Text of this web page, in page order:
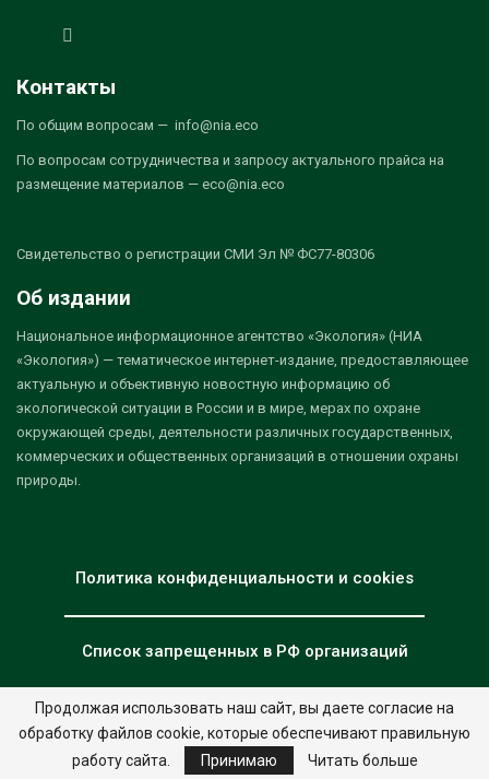
Контакты
По общим вопросам — info@nia.eco
По вопросам сотрудничества и запросу актуального прайса на
размещение материалов — eco@nia.eco
Свидетельство о регистрации СМИ Эл № ФС77-80306
Об издании
Национальное информационное агентство «Экология» (НИА
«Экология») — тематическое интернет-издание, предоставляющее
актуальную и объективную новостную информацию об
экологической ситуации в России и в мире, мерах по охране
окружающей среды, деятельности различных государственных,
коммерческих и общественных организаций в отношении охраны
природы.
Политика конфиденциальности и cookies
Список запрещенных в РФ организаций
© 2026 - НИА "Экология". Все права защищены. Дизайн:nia.eco
Продолжая использовать наш сайт, вы даете согласие на
обработку файлов cookie, которые обеспечивают правильную
работу сайта.
Принимаю Читать больше